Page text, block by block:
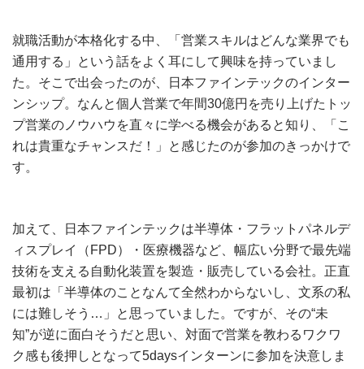
就職活動が本格化する中、「営業スキルはどんな業界でも
通用する」という話をよく耳にして興味を持っていまし
た。そこで出会ったのが、日本ファインテックのインター
ンシップ。なんと個人営業で年間30億円を売り上げたトッ
プ営業のノウハウを直々に学べる機会があると知り、「こ
れは貴重なチャンスだ！」と感じたのが参加のきっかけで
す。
加えて、日本ファインテックは半導体・フラットパネルデ
ィスプレイ（FPD）・医療機器など、幅広い分野で最先端
技術を支える自動化装置を製造・販売している会社。正直
最初は「半導体のことなんて全然わからないし、文系の私
には難しそう…」と思っていました。ですが、その“未
知”が逆に面白そうだと思い、対面で営業を教わるワクワ
ク感も後押しとなって5daysインターンに参加を決意しま